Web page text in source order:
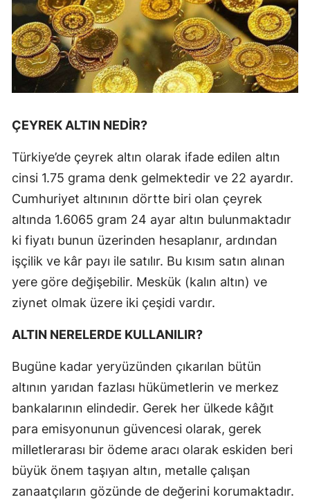
ÇEYREK ALTIN NEDİR?
Türkiye’de çeyrek altın olarak ifade edilen altın
cinsi 1.75 grama denk gelmektedir ve 22 ayardır.
Cumhuriyet altınının dörtte biri olan çeyrek
altında 1.6065 gram 24 ayar altın bulunmaktadır
ki fiyatı bunun üzerinden hesaplanır, ardından
işçilik ve kâr payı ile satılır. Bu kısım satın alınan
yere göre değişebilir. Meskük (kalın altın) ve
ziynet olmak üzere iki çeşidi vardır.
ALTIN NERELERDE KULLANILIR?
Bugüne kadar yeryüzünden çıkarılan bütün
altının yarıdan fazlası hükümetlerin ve merkez
bankalarının elindedir. Gerek her ülkede kâğıt
para emisyonunun güvencesi olarak, gerek
milletlerarası bir ödeme aracı olarak eskiden beri
büyük önem taşıyan altın, metalle çalışan
zanaatçıların gözünde de değerini korumaktadır.